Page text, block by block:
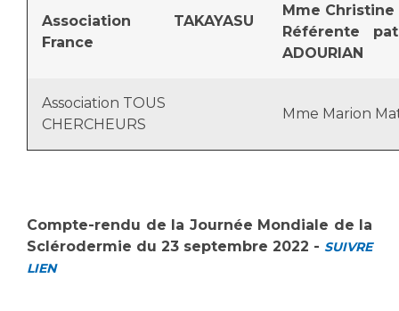
La Commission Des Usagers (CDU)
Le projet des usagers
Protection des données
Fournisseurs
Liste des marchés conclus
Documents utiles
Association TAKAYASU
France
Mme
Référente
ADOURIAN
Association TOUS
CHERCHEURS
Mme Marion
Compte-rendu de la Journée Mondiale de la
Sclérodermie du 23 septembre 2022 - SUIVRE
LIEN